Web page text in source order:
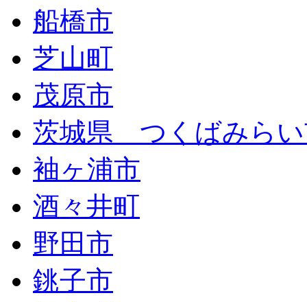
船橋市
芝山町
茂原市
茨城県 つくばみら
袖ヶ浦市
酒々井町
野田市
銚子市